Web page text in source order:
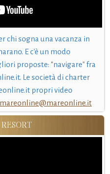
chi sogna una vacanza in
E c'è un modo
proposte: "navigare" fra
Le società di charter
propri video
mareonline@mareonline.it